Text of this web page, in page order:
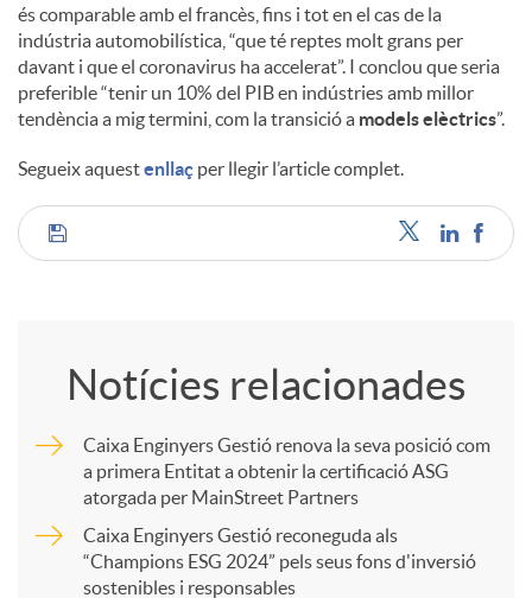
n
g
u
t
és comparable amb el francès, fins i tot en el cas de la
indústria automobilística, “que té reptes molt grans per
davant i que el coronavirus ha accelerat”. I conclou que seria
preferible “tenir un 10% del PIB en indústries amb millor
tendència a mig termini, com la transició a models elèctrics”.
Segueix aquestenllaç per llegir l’article complet.
C
Notícies relacionades
Caixa Enginyers Gestió renova la seva posició com
a primera Entitat a obtenir la certificació ASG
atorgada per MainStreet Partners
Caixa Enginyers Gestió reconeguda als
“Champions ESG 2024” pels seus fons d'inversió
sostenibles i responsables